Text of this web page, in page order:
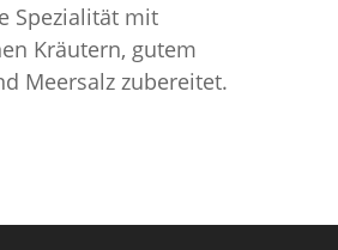
Spezialität mit
Kräutern, gutem
Meersalz zubereitet.